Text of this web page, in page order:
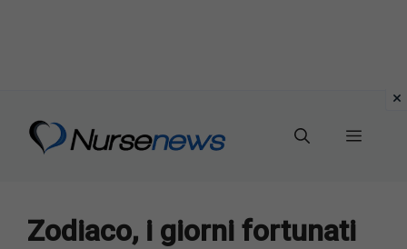
Menu
Zodiaco, i giorni fortunati